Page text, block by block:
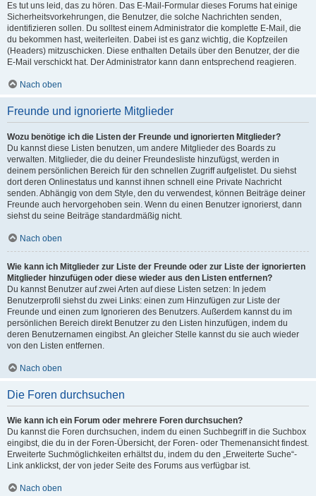
Es tut uns leid, das zu hören. Das E-Mail-Formular dieses Forums hat einige
Sicherheitsvorkehrungen, die Benutzer, die solche Nachrichten senden,
identifizieren sollen. Du solltest einem Administrator die komplette E-Mail, die
du bekommen hast, weiterleiten. Dabei ist es ganz wichtig, die Kopfzeilen
(Headers) mitzuschicken. Diese enthalten Details über den Benutzer, der die
E-Mail verschickt hat. Der Administrator kann dann entsprechend reagieren.
Nach oben
Freunde und ignorierte Mitglieder
Wozu benötige ich die Listen der Freunde und ignorierten Mitglieder?
Du kannst diese Listen benutzen, um andere Mitglieder des Boards zu
verwalten. Mitglieder, die du deiner Freundesliste hinzufügst, werden in
deinem persönlichen Bereich für den schnellen Zugriff aufgelistet. Du siehst
dort deren Onlinestatus und kannst ihnen schnell eine Private Nachricht
senden. Abhängig von dem Style, den du verwendest, können Beiträge deiner
Freunde auch hervorgehoben sein. Wenn du einen Benutzer ignorierst, dann
siehst du seine Beiträge standardmäßig nicht.
Nach oben
Wie kann ich Mitglieder zur Liste der Freunde oder zur Liste der ignorierten
Mitglieder hinzufügen oder diese wieder aus den Listen entfernen?
Du kannst Benutzer auf zwei Arten auf diese Listen setzen: In jedem
Benutzerprofil siehst du zwei Links: einen zum Hinzufügen zur Liste der
Freunde und einen zum Ignorieren des Benutzers. Außerdem kannst du im
persönlichen Bereich direkt Benutzer zu den Listen hinzufügen, indem du
deren Benutzernamen eingibst. An gleicher Stelle kannst du sie auch wieder
von den Listen entfernen.
Nach oben
Die Foren durchsuchen
Wie kann ich ein Forum oder mehrere Foren durchsuchen?
Du kannst die Foren durchsuchen, indem du einen Suchbegriff in die Suchbox
eingibst, die du in der Foren-Übersicht, der Foren- oder Themenansicht findest.
Erweiterte Suchmöglichkeiten erhältst du, indem du den „Erweiterte Suche“-
Link anklickst, der von jeder Seite des Forums aus verfügbar ist.
Nach oben